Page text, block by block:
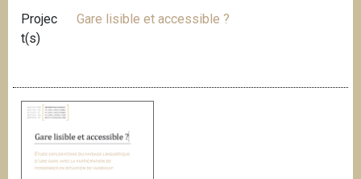
Projec
t(s)
Gare lisible et accessible ?